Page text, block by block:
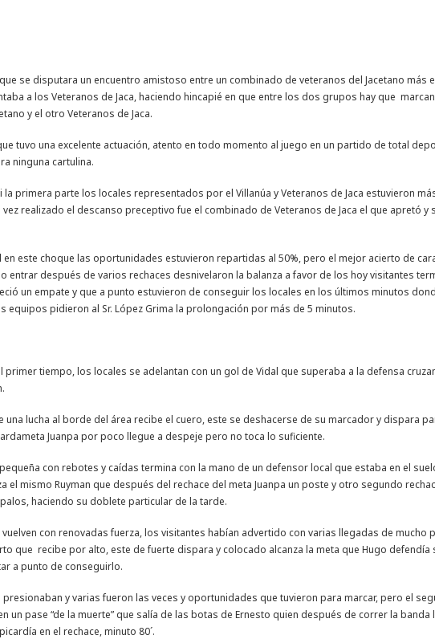
se disputara un encuentro amistoso entre un combinado de veteranos del Jacetano más
a los Veteranos de Jaca, haciendo hincapié en que entre los dos grupos hay que
y el otro Veteranos de Jaca.
tuvo una excelente actuación, atento en todo momento al juego en un partido de total
ninguna cartulina.
primera parte los locales representados por el Villanúa y Veteranos de Jaca estuvieron
realizado el descanso preceptivo fue el combinado de Veteranos de Jaca el que apretó y
este choque las oportunidades estuvieron repartidas al 50%, pero el mejor acierto de
entrar después de varios rechaces desnivelaron la balanza a favor de los hoy visitantes
un empate y que a punto estuvieron de conseguir los locales en los últimos minutos
equipos pidieron al Sr. López Grima la prolongación por más de 5 minutos.
primer tiempo, los locales se adelantan con un gol de Vidal que superaba a la defensa
una lucha al borde del área recibe el cuero, este se deshacerse de su marcador y dispara
Juanpa por poco llegue a despeje pero no toca lo suficiente.
con rebotes y caídas termina con la mano de un defensor local que estaba en el
el mismo Ruyman que después del rechace del meta Juanpa un poste y otro segundo
haciendo su doblete particular de la tarde.
con renovadas fuerza, los visitantes habían advertido con varias llegadas de mucho
que recibe por alto, este de fuerte dispara y colocado alcanza la meta que Hugo defendía
a punto de conseguirlo.
y varias fueron las veces y oportunidades que tuvieron para marcar, pero el
un pase “de la muerte” que salía de las botas de Ernesto quien después de correr la banda
en el rechace, minuto 80´.